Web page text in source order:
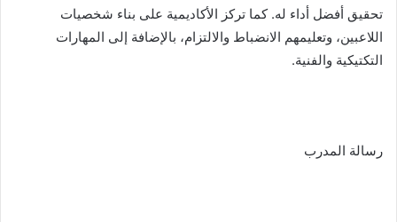
تحقيق أفضل أداء له. كما تركز الأكاديمية على بناء شخصيات
اللاعبين، وتعليمهم الانضباط والالتزام، بالإضافة إلى المهارات
التكتيكية والفنية.
رسالة المدرب